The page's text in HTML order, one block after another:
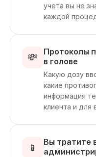
учета вы не
каждой
💸
Протоколы
в голове
Какую дозу
какие
информация
клиента и для
📱
Вы тратите